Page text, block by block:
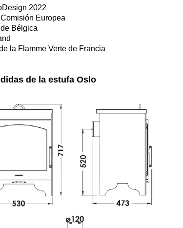
2022
Europea
Bélgica
la Flamme Verte de Francia
de la estufa Oslo